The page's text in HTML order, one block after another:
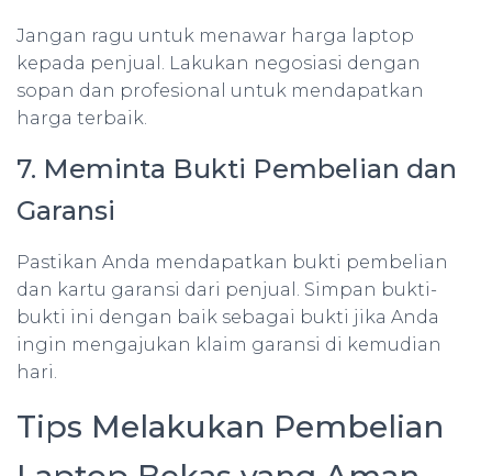
Jangan ragu untuk menawar harga laptop
kepada penjual. Lakukan negosiasi dengan
sopan dan profesional untuk mendapatkan
harga terbaik.
7. Meminta Bukti Pembelian dan
Garansi
Pastikan Anda mendapatkan bukti pembelian
dan kartu garansi dari penjual. Simpan bukti-
bukti ini dengan baik sebagai bukti jika Anda
ingin mengajukan klaim garansi di kemudian
hari.
Tips Melakukan Pembelian